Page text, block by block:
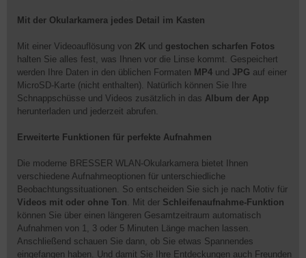
Mit der Okularkamera jedes Detail im Kasten
Mit einer Videoauflösung von 2K und gestochen scharfen Fotos
halten Sie alles fest, was Ihnen vor die Linse kommt. Gespeichert
werden Ihre Daten in den üblichen Formaten MP4 und JPG auf einer
MicroSD-Karte (nicht enthalten). Natürlich können Sie Ihre
Schnappschüsse und Videos zusätzlich in das Album der App
herunterladen und jederzeit abrufen.
Erweiterte Funktionen für perfekte Aufnahmen
Die moderne BRESSER WLAN-Okularkamera bietet Ihnen
verschiedene Aufnahmeoptionen für unterschiedliche
Beobachtungssituationen. So entscheiden Sie sich je nach Motiv für
Videos mit oder ohne Ton. Mit der Schleifenaufnahme-Funktion
können Sie über einen längeren Gesamtzeitraum automatisch
Aufnahmen von 1, 3 oder 5 Minuten Länge machen lassen.
Anschließend schauen Sie dann, ob Sie etwas Spannendes
eingefangen haben. Und damit Sie Ihre Entdeckungen auch Freunden